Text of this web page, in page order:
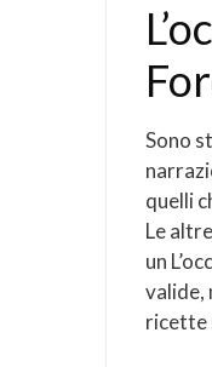
Sono
quelli
Le
un
valide,
ricette